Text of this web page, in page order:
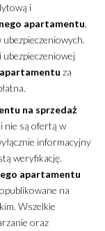
i
apartamentu,
apartamentu za
na sprzedaż
nie są ofertą w
informacyjny
weryfikację.
apartamentu
na
Wszelkie
oraz